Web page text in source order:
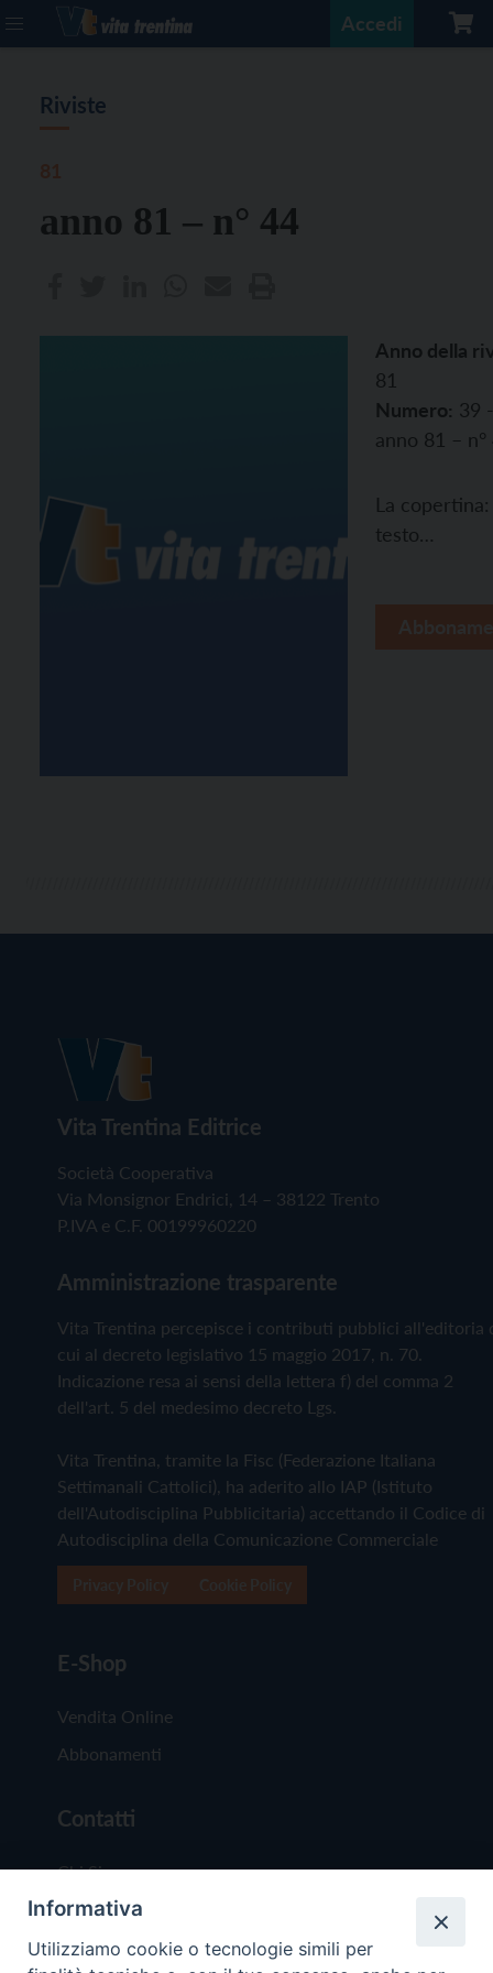
Accedi
Riviste
anno 81 – n° 44
Anno della
81
Numero: 39 -
anno 81 – n°
La copertina:
testo…
Vita Trentina Editrice
Società Cooperativa
Via Monsignor Endrici, 14 – 38122 Trento
P.IVA e C.F. 00199960220
Amministrazione trasparente
Vita Trentina percepisce i contributi pubblici all'editoria
cui al decreto legislativo 15 maggio 2017, n. 70.
Indicazione resa ai sensi della lettera f) del comma 2
dell'art. 5 del medesimo decreto Lgs.
Vita Trentina, tramite la Fisc (Federazione Italiana
Settimanali Cattolici), ha aderito allo IAP (Istituto
dell'Autodisciplina Pubblicitaria) accettando il Codice di
Autodisciplina della Comunicazione Commerciale
E-Shop
Vendita Online
Abbonamenti
Contatti
Chi Siamo
Redazione
Scrivici
Informativa
Utilizziamo cookie o tecnologie simili per